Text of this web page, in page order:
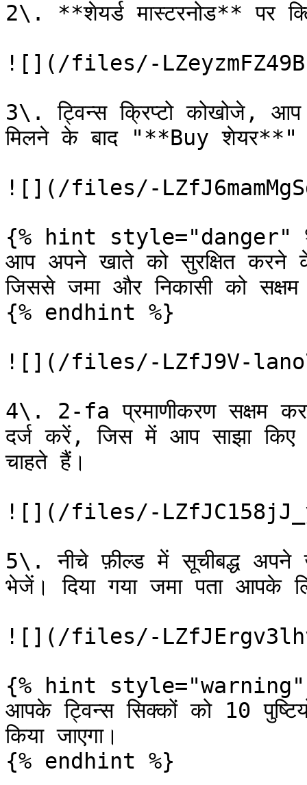
2\. **शेयर्ड मास्टरनोड** पर
![](/files/-
3\. ट्विन्स क्रिप्टो कोखोजे,
मिलने के बाद "**Buy
![](/files/-
{% hint style="danger"
आप अपने खाते को सुरक्षित करने
जिससे जमा और निकासी को
{% endhint %}
![](/files/-LZfJ9V-
4\. 2-fa प्रमाणीकरण सक्षम
दर्ज करें, जिस में आप साझा किए गए
चाहते हैं।
![](/files/-
5\. नीचे फ़ील्ड में सूचीबद्ध अपने
भेजें। दिया गया जमा पता आपके
![](/files/-
{% hint style="warning"
आपके ट्विन्स सिक्कों को 10
किया जाएगा।
{% endhint %}